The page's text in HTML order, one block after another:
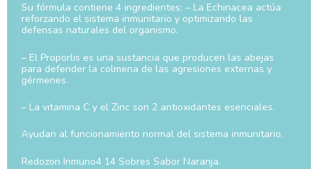
Su fórmula contiene 4 ingredientes: – La Echinacea actúa
reforzando el sistema inmunitario y optimizando las
defensas naturales del organismo.
– El Proporlis es una sustancia que producen las abejas
para defender la colmena de las agresiones externas y
gérmenes.
– La vitamina C y el Zinc son 2 antioxidantes esenciales.
Ayudan al funcionamiento normal del sistema inmunitario.
Redozon Inmuno4 14 Sobres Sabor Naranja.